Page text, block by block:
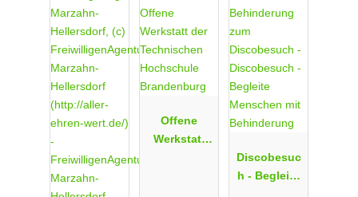
Offene
Werkstatt
Discobesuc
h - Begleite